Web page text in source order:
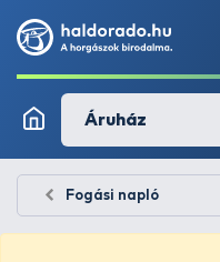
Áruház
Fogási napló